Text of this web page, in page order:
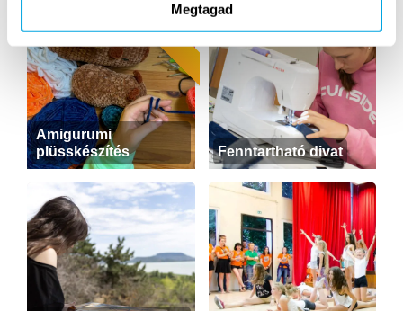
Megtagad
ÚJ
Amigurumi
plüsskészítés
Fenntartható divat